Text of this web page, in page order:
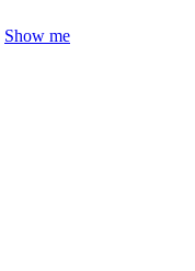
Show me